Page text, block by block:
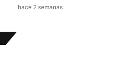
hace 2 semanas